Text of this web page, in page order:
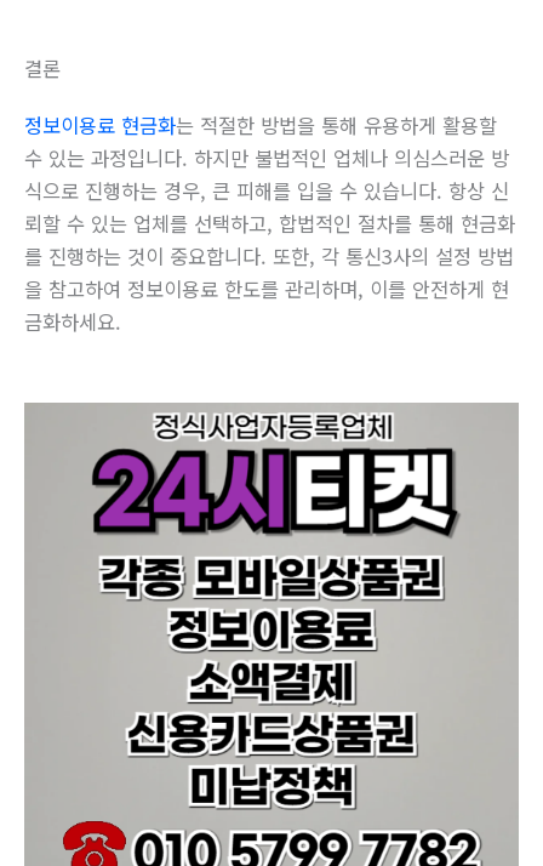
결론
정보이용료 현금화는 적절한 방법을 통해 유용하게 활용할
수 있는 과정입니다. 하지만 불법적인 업체나 의심스러운 방
식으로 진행하는 경우, 큰 피해를 입을 수 있습니다. 항상 신
뢰할 수 있는 업체를 선택하고, 합법적인 절차를 통해 현금화
를 진행하는 것이 중요합니다. 또한, 각 통신3사의 설정 방법
을 참고하여 정보이용료 한도를 관리하며, 이를 안전하게 현
금화하세요.